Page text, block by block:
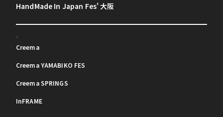
HandMade In Japan Fes' 大阪
Creema
Creema YAMABIKO FES
Creema SPRINGS
InFRAME